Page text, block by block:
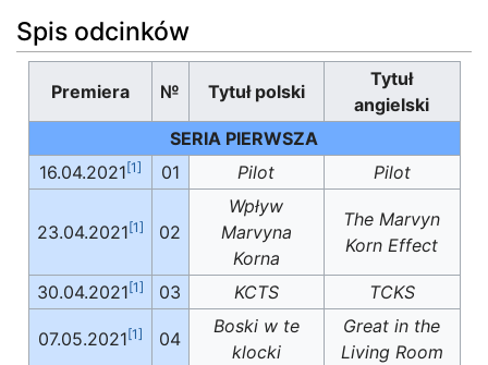
Spis odcinków
Premiera № Tytuł polski
Tytuł
angielski
SERIA PIERWSZA
16.04.2021 [1] 01 Pilot Pilot
23.04.2021 [1] 02
Wpływ
Marvyna
Korna
The Marvyn
Korn Effect
30.04.2021 [1] 03 KCTS TCKS
07.05.2021 [1] 04
Boski w te
klocki
Great in the
Living Room